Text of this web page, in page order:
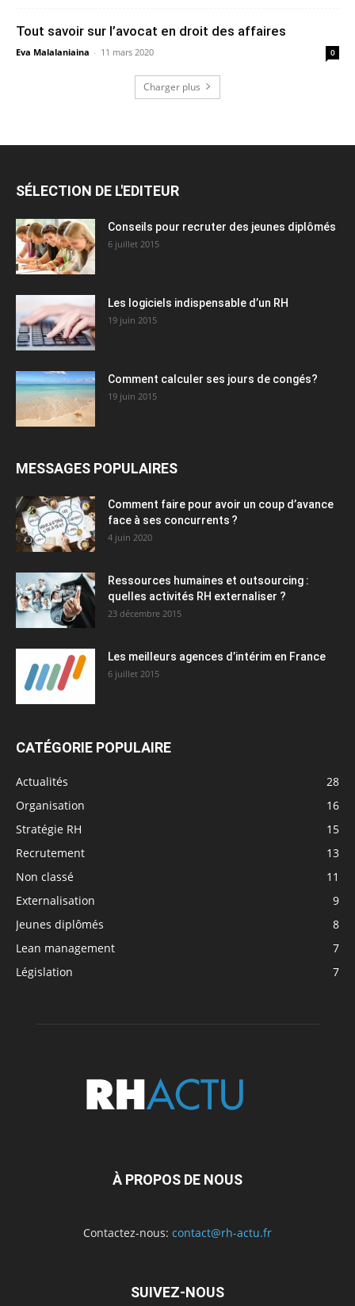
Tout savoir sur l’avocat en droit des affaires
Eva Malalaniaina - 11 mars 2020 0
Charger plus
SÉLECTION DE L'EDITEUR
Conseils pour recruter des jeunes diplômés
6 juillet 2015
Les logiciels indispensable d’un RH​
19 juin 2015
Comment calculer ses jours de congés?
19 juin 2015
MESSAGES POPULAIRES
Comment faire pour avoir un coup d’avance
face à ses concurrents ?
4 juin 2020
Ressources humaines et outsourcing :
quelles activités RH externaliser ?
23 décembre 2015
Les meilleurs agences d’intérim en France
6 juillet 2015
CATÉGORIE POPULAIRE
Actualités
28
Organisation
16
Stratégie RH
15
Recrutement
13
Non classé
11
Externalisation
9
Jeunes diplômés
8
Lean management
7
Législation
7
À PROPOS DE NOUS
Contactez-nous: contact@rh-actu.fr
SUIVEZ-NOUS